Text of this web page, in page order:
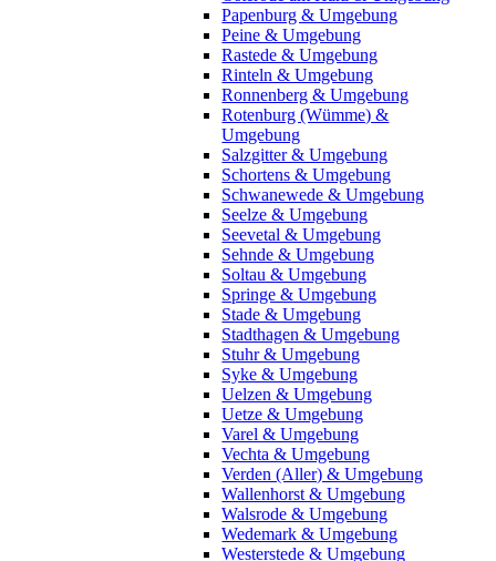
Papenburg & Umgebung
Peine & Umgebung
Rastede & Umgebung
Rinteln & Umgebung
Ronnenberg & Umgebung
Rotenburg (Wümme) &
Umgebung
Salzgitter & Umgebung
Schortens & Umgebung
Schwanewede & Umgebung
Seelze & Umgebung
Seevetal & Umgebung
Sehnde & Umgebung
Soltau & Umgebung
Springe & Umgebung
Stade & Umgebung
Stadthagen & Umgebung
Stuhr & Umgebung
Syke & Umgebung
Uelzen & Umgebung
Uetze & Umgebung
Varel & Umgebung
Vechta & Umgebung
Verden (Aller) & Umgebung
Wallenhorst & Umgebung
Walsrode & Umgebung
Wedemark & Umgebung
Westerstede & Umgebung